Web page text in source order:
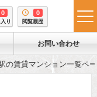
0
り
0
閲覧履歴
お問い合わせ
の賃貸マンション一覧ペ